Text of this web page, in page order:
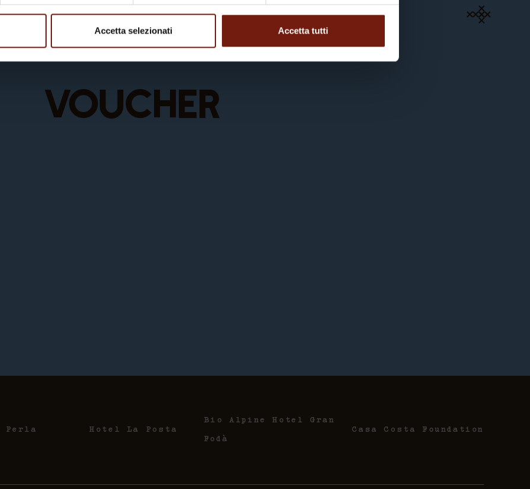
Accetta selezionati Accetta tutti
Voucher
Perla Hotel La Posta
Bio Alpine Hotel Gran
Fodà
Casa Costa Foundation